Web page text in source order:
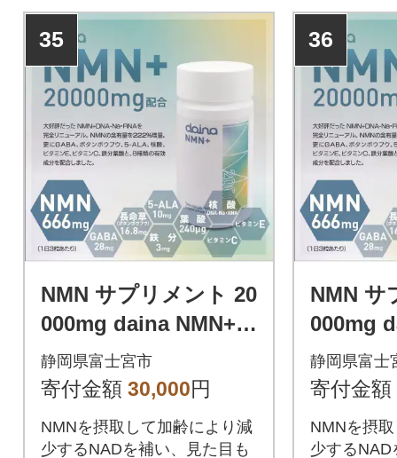
35
NMN サプリメント 20
000mg daina NMN+ 9
0粒 30日
静岡県富士宮市
寄付金額 30,000円
NMNを摂取して加齢により減
少するNADを補い、見た目も
36
NMN サ
000mg
0粒 30
静岡県富士
寄付金額
NMNを摂
少するNAD